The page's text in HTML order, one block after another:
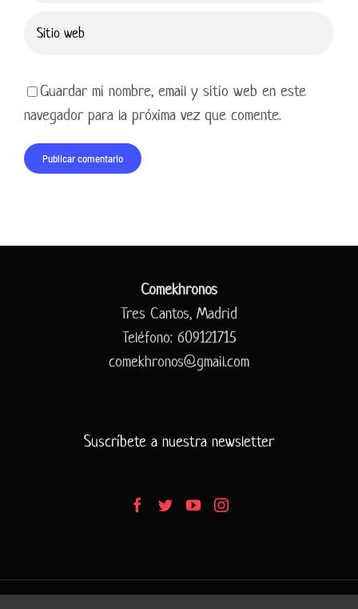
Guardar mi nombre, email y sitio web en este
navegador para la próxima vez que comente.
Comekhronos
Tres Cantos, Madrid
Teléfono: 609121715
comekhronos@gmail.com
Suscríbete a nuestra newsletter